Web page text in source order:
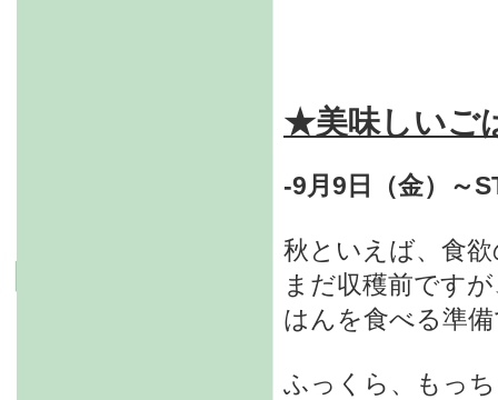
★美味しいご
-9月9日（金）～
秋といえば、食
まだ収穫前です
はんを食べる準
ふっくら、もっ